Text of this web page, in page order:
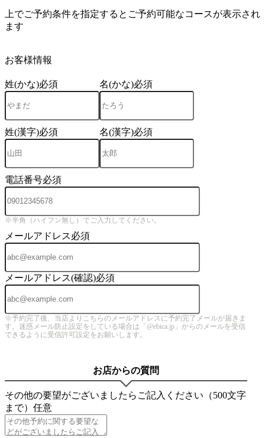
上でご予約条件を指定するとご予約可能なコースが表示され
ます
お客様情報
姓(かな)必須 名(かな)必須
姓(漢字)必須 名(漢字)必須
電話番号必須
※半角（ハイフン無し）でご入力してください。
メールアドレス必須
メールアドレス(確認)必須
※予約完了後、当店よりこちらのメールアドレスに予約完了メールが届きま
す。迷惑メール防止設定をしている場合は「@ebica.jp」からのメールを受信
できるように受信許可設定をお願いします。
お店からの質問
その他の要望がございましたらご記入ください（500文字
まで） 任意